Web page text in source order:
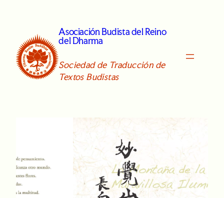
content
Asociación Budista del Reino
del Dharma
Sociedad de Traducción de
Textos Budistas